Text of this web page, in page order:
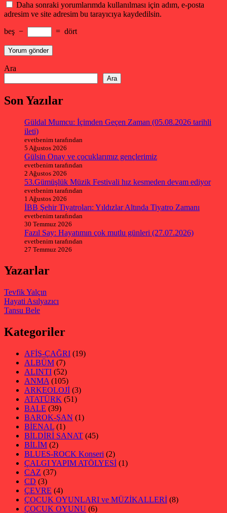
Daha sonraki yorumlarımda kullanılması için adım, e-posta
adresim ve site adresim bu tarayıcıya kaydedilsin.
beş − = dört
Ara
Ara
Son Yazılar
Güldal Mumcu: İçimden Geçen Zaman (05.08.2026 tarihli
ileti)
evetbenim tarafından
5 Ağustos 2026
Gülsin Onay ve çocuklarımız gençlerimiz
evetbenim tarafından
2 Ağustos 2026
53.Gümüşlük Müzik Festivali hız kesmeden devam ediyor
evetbenim tarafından
1 Ağustos 2026
İBB Şehir Tiyatroları: Yıldızlar Altında Tiyatro Zamanı
evetbenim tarafından
30 Temmuz 2026
Fazıl Say: Hayatımın çok mutlu günleri (27.07.2026)
evetbenim tarafından
27 Temmuz 2026
Yazarlar
Tevfik Yalçın
Hayati Asılyazıcı
Tansu Bele
Kategoriler
AFİŞ-ÇAĞRI (19)
ALBÜM (7)
ALINTI (52)
ANMA (105)
ARKEOLOJİ (3)
ATATÜRK (51)
BALE (39)
BAROK-ŞAN (1)
BİENAL (1)
BİLDİRİ SANAT (45)
BİLİM (2)
BLUES-ROCK Konseri (2)
ÇALGI YAPIM ATÖLYESİ (1)
CAZ (37)
CD (3)
ÇEVRE (4)
ÇOCUK OYUNLARI ve MÜZİKALLERİ (8)
ÇOCUK OYUNU (6)